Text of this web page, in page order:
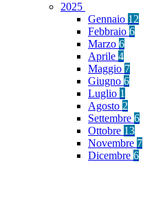
2025
Gennaio 12
Febbraio 6
Marzo 6
Aprile 4
Maggio 7
Giugno 6
Luglio 1
Agosto 2
Settembre 6
Ottobre 13
Novembre 7
Dicembre 6